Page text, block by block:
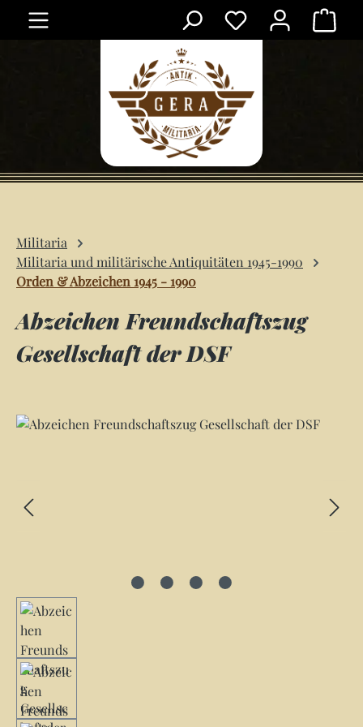
Zum Hauptinhalt springen
Militaria
Militaria und militärische Antiquitäten 1945-1990
Orden & Abzeichen 1945 - 1990
Abzeichen Freundschaftszug
Gesellschaft der DSF
Bildergalerie überspringen